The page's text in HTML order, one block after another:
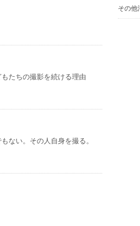
たちの撮影を続ける理由
ない。その人自身を撮る。
その他